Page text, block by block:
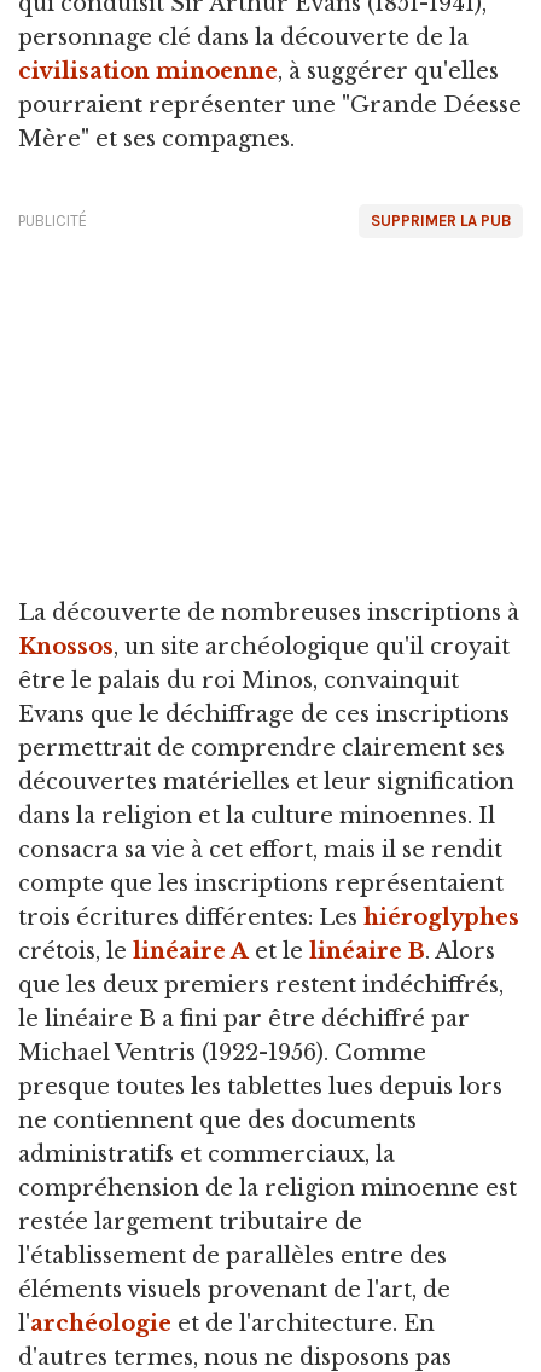
personnage clé dans la découverte de la
civilisation minoenne, à suggérer qu'elles
pourraient représenter une "Grande Déesse
Mère" et ses compagnes.
SUPPRIMER LA PUB
PUBLICITÉ
La découverte de nombreuses inscriptions à
Knossos, un site archéologique qu'il croyait
être le palais du roi Minos, convainquit
Evans que le déchiffrage de ces inscriptions
permettrait de comprendre clairement ses
découvertes matérielles et leur signification
dans la religion et la culture minoennes. Il
consacra sa vie à cet effort, mais il se rendit
compte que les inscriptions représentaient
trois écritures différentes: Les hiéroglyphes
crétois, le linéaire Aet le linéaire B. Alors
que les deux premiers restent indéchiffrés,
le linéaire B a fini par être déchiffré par
Michael Ventris (1922-1956). Comme
presque toutes les tablettes lues depuis lors
ne contiennent que des documents
administratifs et commerciaux, la
compréhension de la religion minoenne est
restée largement tributaire de
l'établissement de parallèles entre des
éléments visuels provenant de l'art, de
l'archéologie et de l'architecture. En
d'autres termes, nous ne disposons pas